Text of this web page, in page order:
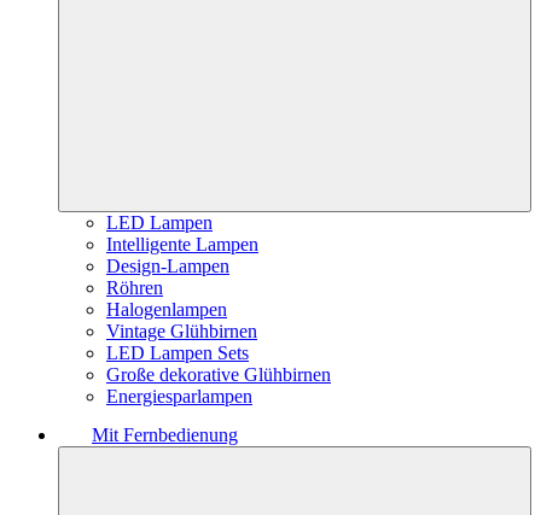
LED Lampen
Intelligente Lampen
Design-Lampen
Röhren
Halogenlampen
Vintage Glühbirnen
LED Lampen Sets
Große dekorative Glühbirnen
Energiesparlampen
Mit Fernbedienung